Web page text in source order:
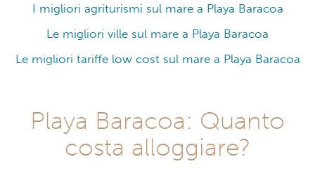
I migliori agriturismi sul mare a Playa Baracoa
Le migliori ville sul mare a Playa Baracoa
Le migliori tariffe low cost sul mare a Playa Baracoa
Playa Baracoa: Quanto
costa alloggiare?